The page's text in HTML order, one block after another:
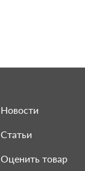
Новости
Статьи
Оценить товар